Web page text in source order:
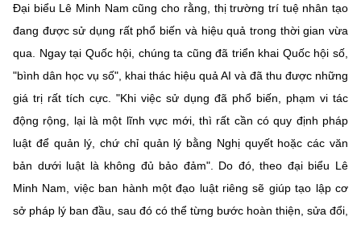
Đại biểu Lê Minh Nam cũng cho rằng, thị trường trí tuệ nhân tạo
đang được sử dụng rất phổ biến và hiệu quả trong thời gian vừa
qua. Ngay tại Quốc hội, chúng ta cũng đã triển khai Quốc hội số,
"bình dân học vụ số", khai thác hiệu quả AI và đã thu được những
giá trị rất tích cực. "Khi việc sử dụng đã phổ biến, phạm vi tác
động rộng, lại là một lĩnh vực mới, thì rất cần có quy định pháp
luật để quản lý, chứ chỉ quản lý bằng Nghị quyết hoặc các văn
bản dưới luật là không đủ bảo đảm". Do đó, theo đại biểu Lê
Minh Nam, việc ban hành một đạo luật riêng sẽ giúp tạo lập cơ
sở pháp lý ban đầu, sau đó có thể từng bước hoàn thiện, sửa đổi,